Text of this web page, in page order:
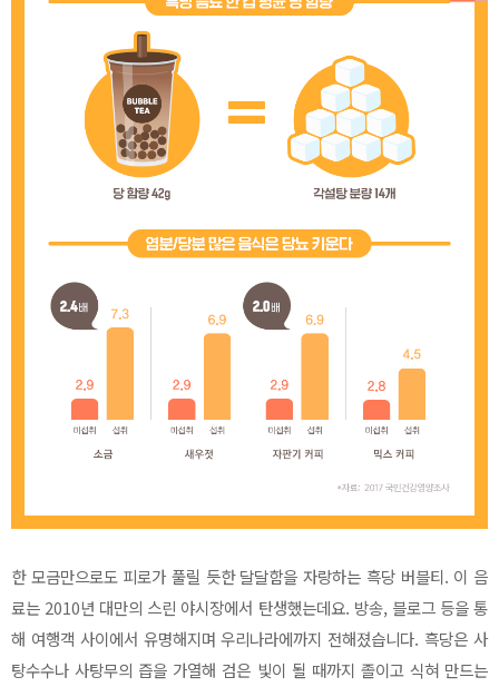
한 모금만으로도 피로가 풀릴 듯한 달달함을 자랑하는 흑당 버블티. 이 음
료는 2010년 대만의 스린 야시장에서 탄생했는데요. 방송, 블로그 등을 통
해 여행객 사이에서 유명해지며 우리나라에까지 전해졌습니다. 흑당은 사
탕수수나 사탕무의 즙을 가열해 검은 빛이 될 때까지 졸이고 식혀 만드는